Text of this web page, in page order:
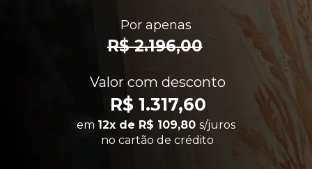
Valor com desconto
Por apenas
R$ 1.317,60
R$ 2.196,00
em 12x de R$ 109,80 s/juros
no cartão de crédito